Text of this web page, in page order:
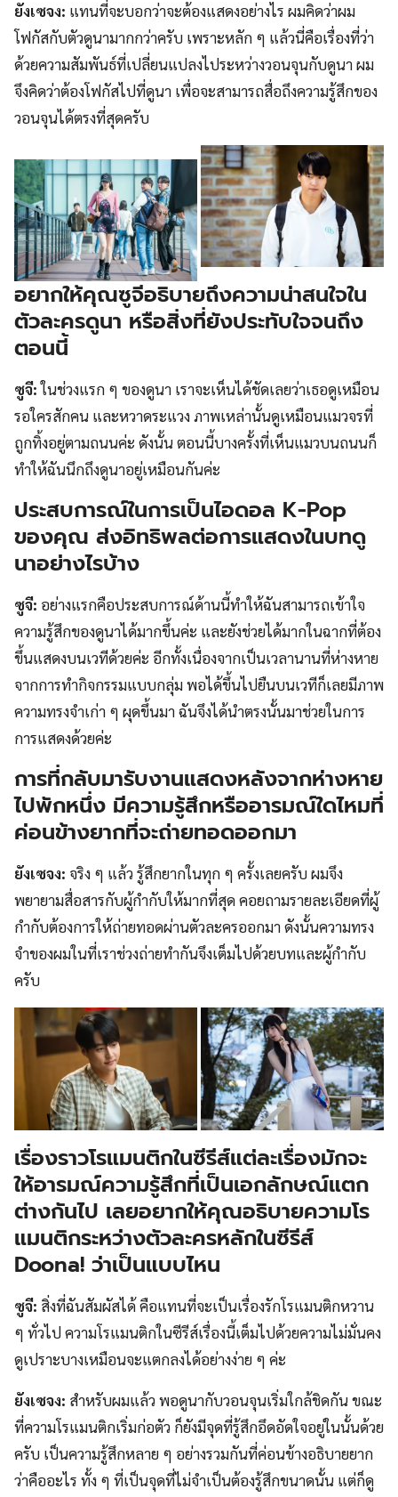
ยังเซจง: แทนที่จะบอกว่าจะต้องแสดงอย่างไร ผมคิดว่าผม
โฟกัสกับตัวดูนามากกว่าครับ เพราะหลัก ๆ แล้วนี่คือเรื่องที่ว่า
ด้วยความสัมพันธ์ที่เปลี่ยนแปลงไประหว่างวอนจุนกับดูนา ผม
จึงคิดว่าต้องโฟกัสไปที่ดูนา เพื่อจะสามารถสื่อถึงความรู้สึกของ
วอนจุนได้ตรงที่สุดครับ
อยากให้คุณซูจีอธิบายถึงความน่าสนใจใน
ตัวละครดูนา หรือสิ่งที่ยังประทับใจจนถึง
ตอนนี้
ซูจี:ในช่วงแรก ๆ ของดูนา เราจะเห็นได้ชัดเลยว่าเธอดูเหมือน
รอใครสักคน และหวาดระแวง ภาพเหล่านั้นดูเหมือนแมวจรที่
ถูกทิ้งอยู่ตามถนนค่ะ ดังนั้น ตอนนี้บางครั้งที่เห็นแมวบนถนนก็
ทำให้ฉันนึกถึงดูนาอยู่เหมือนกันค่ะ
ประสบการณ์ในการเป็นไอดอล K-Pop
ของคุณ ส่งอิทธิพลต่อการแสดงในบทดู
นาอย่างไรบ้าง
ซูจี: อย่างแรกคือประสบการณ์ด้านนี้ทำให้ฉันสามารถเข้าใจ
ความรู้สึกของดูนาได้มากขึ้นค่ะ และยังช่วยได้มากในฉากที่ต้อง
ขึ้นแสดงบนเวทีด้วยค่ะ อีกทั้งเนื่องจากเป็นเวลานานที่ห่างหาย
จากการทำกิจกรรมแบบกลุ่ม พอได้ขึ้นไปยืนบนเวทีก็เลยมีภาพ
ความทรงจำเก่า ๆ ผุดขึ้นมา ฉันจึงได้นำตรงนั้นมาช่วยในการ
การแสดงด้วยค่ะ
การที่กลับมารับงานแสดงหลังจากห่างหาย
ไปพักหนึ่ง มีความรู้สึกหรืออารมณ์ใดไหมที่
ค่อนข้างยากที่จะถ่ายทอดออกมา
ยังเซจง: จริง ๆ แล้ว รู้สึกยากในทุก ๆ ครั้งเลยครับ ผมจึง
พยายามสื่อสารกับผู้กำกับให้มากที่สุด คอยถามรายละเอียดที่ผู้
กำกับต้องการให้ถ่ายทอดผ่านตัวละครออกมา ดังนั้นความทรง
จำของผมในที่เราช่วงถ่ายทำกันจึงเต็มไปด้วยบทและผู้กำกับ
ครับ
เรื่องราวโรแมนติกในซีรีส์แต่ละเรื่องมักจะ
ให้อารมณ์ความรู้สึกที่เป็นเอกลักษณ์แตก
ต่างกันไป เลยอยากให้คุณอธิบายความโร
แมนติกระหว่างตัวละครหลักในซีรีส์
Doona! ว่าเป็นแบบไหน
ซูจี: สิ่งที่ฉันสัมผัสได้ คือแทนที่จะเป็นเรื่องรักโรแมนติกหวาน
ๆ ทั่วไป ความโรแมนติกในซีรีส์เรื่องนี้เต็มไปด้วยความไม่มั่นคง
ดูเปราะบางเหมือนจะแตกลงได้อย่างง่าย ๆ ค่ะ
ยังเซจง: สำหรับผมแล้ว พอดูนากับวอนจุนเริ่มใกล้ชิดกัน ขณะ
ที่ความโรแมนติกเริ่มก่อตัว ก็ยังมีจุดที่รู้สึกอึดอัดใจอยู่ในนั้นด้วย
ครับ เป็นความรู้สึกหลาย ๆ อย่างรวมกันที่ค่อนข้างอธิบายยาก
ว่าคืออะไร ทั้ง ๆ ที่เป็นจุดที่ไม่จำเป็นต้องรู้สึกขนาดนั้น แต่ก็ดู